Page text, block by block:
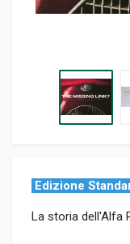
Edizione
La storia dell'Alfa